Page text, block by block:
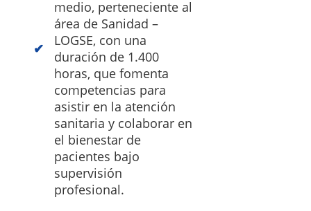
medio, perteneciente al
área de Sanidad –
LOGSE, con una
duración de 1.400
horas, que fomenta
competencias para
asistir en la atención
sanitaria y colaborar en
el bienestar de
pacientes bajo
supervisión
profesional.